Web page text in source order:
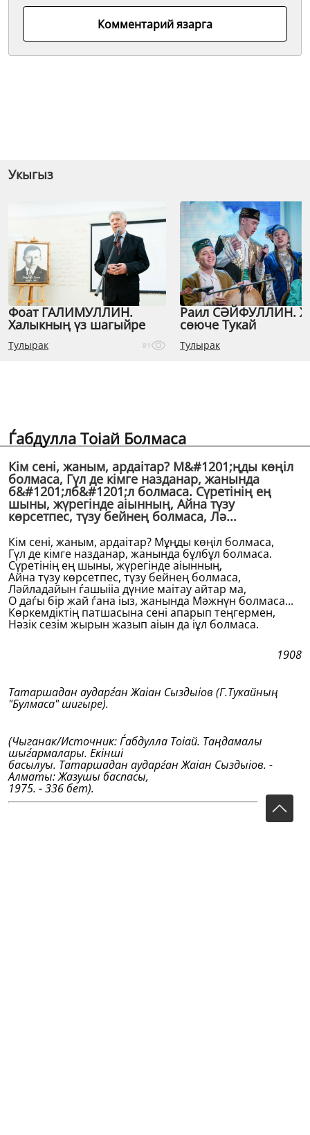
Комментарий язарга
Укыгыз
Фоат ГАЛИМУЛЛИН.
Халыкның үз шагыйре
Тулырак 81
Раил СӘЙФУЛЛИН.
сөюче Тукай
Тулырак
Ѓабдулла Тоіай Болмаса
Кiм сенi, жаным, ардаітар? М&#1201;ңды көңiл
болмаса, Гүл де кiмге назданар, жанында
б&#1201;лб&#1201;л болмаса. Сүретiнiң ең
шыны, жүрегiнде аіынның, Айна түзу
көрсетпес, түзу бейнең болмаса, Лә...
Кiм сенi, жаным, ардаітар? Мұңды көңiл болмаса,
Гүл де кiмге назданар, жанында бұлбұл болмаса.
Сүретiнiң ең шыны, жүрегiнде аіынның,
Айна түзу көрсетпес, түзу бейнең болмаса,
Ләйладайын ѓашыііа дүние маітау айтар ма,
О даѓы бiр жай ѓана іыз, жанында Мәжнүн болмаса...
Көркемдiктiң патшасына сенi апарып теңгермен,
Нәзiк сезiм жырын жазып аіын да іұл болмаса.
1908
Татаршадан аударѓан Жаіан Сыздыіов (Г.Тукайның
"Булмаса" шигыре).
(Чыганак/Источник: Ѓабдулла Тоіай. Таңдамалы
шыѓармалары. Екiншi
басылуы. Татаршадан аударѓан Жаіан Сыздыіов. -
Алматы: Жазушы баспасы,
1975. - 336 бет).